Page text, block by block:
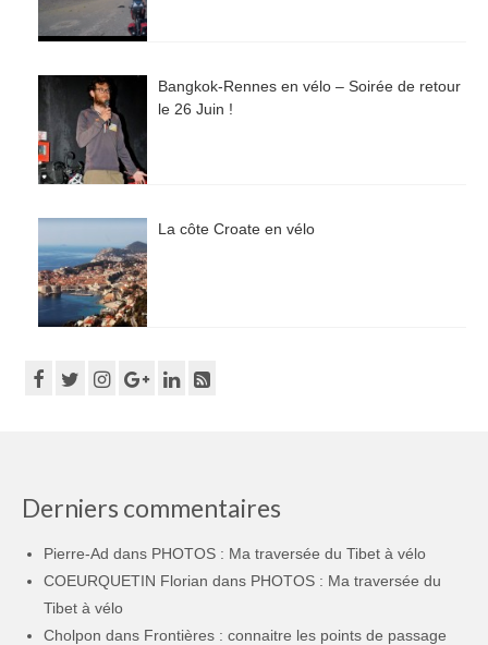
Bangkok-Rennes en vélo – Soirée de retour
le 26 Juin !
La côte Croate en vélo
Derniers commentaires
Pierre-Ad dans PHOTOS : Ma traversée du Tibet à vélo
COEURQUETIN Florian dans PHOTOS : Ma traversée du
Tibet à vélo
Cholpon dans Frontières : connaitre les points de passage